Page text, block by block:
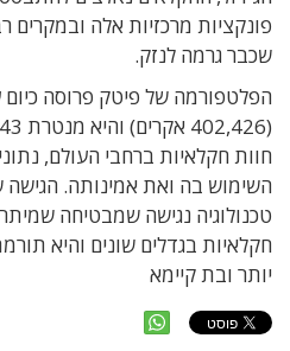
פונקציות מרכזיות אלה ובמקרים
שכבר גרמה לנזק.
חוות חקלאיות ברחבי העולם,
השימוש בה ואת אמינותה.
טכנולוגיה נגישה שמבטיחה
חקלאיות בגדלים שונים והיא
יותר ובת קיימא